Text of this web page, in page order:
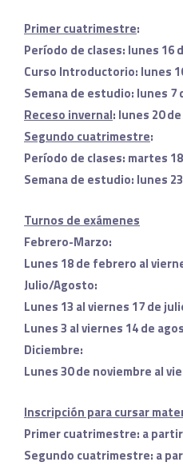
Primer cuatrimestre:
Período de clases: lunes 16
Curso Introductorio: lunes
Semana de estudio: lunes 7
Receso invernal: lunes 20
Segundo cuatrimestre:
Período de clases: martes
Semana de estudio: lunes
Turnos de exámenes
Febrero-Marzo:
Lunes 18 de febrero al
Julio/Agosto:
Lunes 13 al viernes 17 de
Lunes 3 al viernes 14 de
Diciembre:
Lunes 30 de noviembre al
Inscripción para cursar
Primer cuatrimestre: a
Segundo cuatrimestre: a